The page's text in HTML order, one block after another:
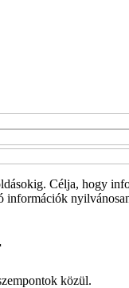
Célja, hogy
közül.